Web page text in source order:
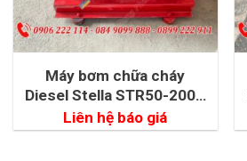
Máy bơm chữa cháy
Diesel Stella STR50-200A
15kW
Liên hệ báo giá